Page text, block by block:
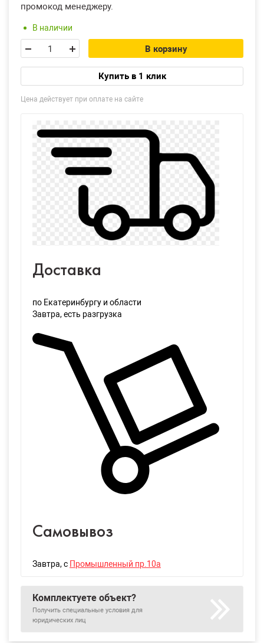
промокод менеджеру.
В наличии
В корзину
Купить в 1 клик
Цена действует при оплате на сайте
Доставка
по Екатеринбургу и области
Завтра, есть разгрузка
Самовывоз
Завтра, с Промышленный пр.10а
Комплектуете объект?
Получить специальные условия для
юридических лиц